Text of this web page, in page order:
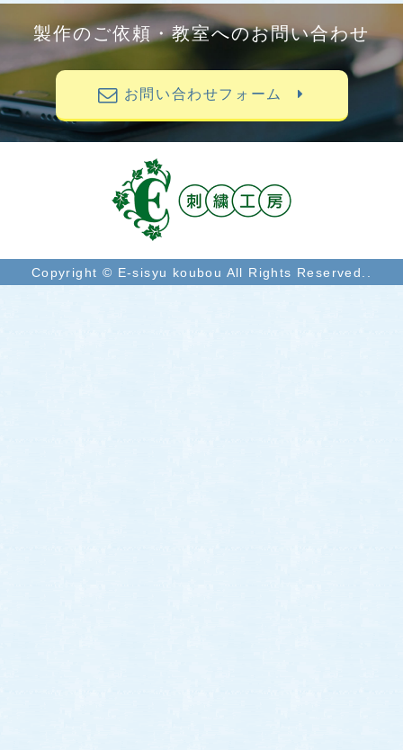
製作のご依頼・教室へのお問い合わせ
お問い合わせフォーム
Copyright © E-sisyu koubou All Rights Reserved..